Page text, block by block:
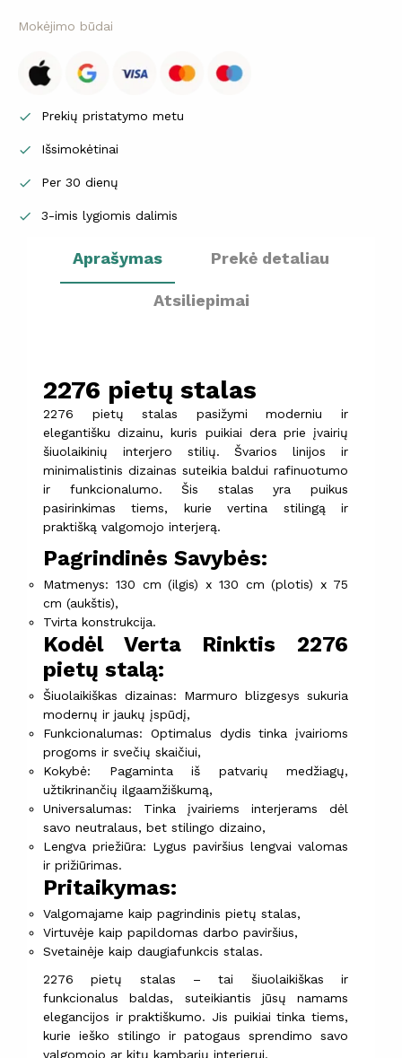
Mokėjimo būdai
 Prekių pristatymo metu
 Išsimokėtinai
 Per 30 dienų
 3-imis lygiomis dalimis
Aprašymas Prekė detaliau
Atsiliepimai
2276 pietų stalas
2276 pietų stalas pasižymi moderniu ir
elegantišku dizainu, kuris puikiai dera prie įvairių
šiuolaikinių interjero stilių. Švarios linijos ir
minimalistinis dizainas suteikia baldui rafinuotumo
ir funkcionalumo. Šis stalas yra puikus
pasirinkimas tiems, kurie vertina stilingą ir
praktišką valgomojo interjerą.
Pagrindinės Savybės:
Matmenys: 130 cm (ilgis) x 130 cm (plotis) x 75
cm (aukštis),
Tvirta konstrukcija.
Kodėl Verta Rinktis 2276
pietų stalą:
Šiuolaikiškas dizainas: Marmuro blizgesys sukuria
modernų ir jaukų įspūdį,
Funkcionalumas: Optimalus dydis tinka įvairioms
progoms ir svečių skaičiui,
Kokybė: Pagaminta iš patvarių medžiagų,
užtikrinančių ilgaamžiškumą,
Universalumas: Tinka įvairiems interjerams dėl
savo neutralaus, bet stilingo dizaino,
Lengva priežiūra: Lygus paviršius lengvai valomas
ir prižiūrimas.
Pritaikymas:
Valgomajame kaip pagrindinis pietų stalas,
Virtuvėje kaip papildomas darbo paviršius,
Svetainėje kaip daugiafunkcis stalas.
2276 pietų stalas – tai šiuolaikiškas ir
funkcionalus baldas, suteikiantis jūsų namams
elegancijos ir praktiškumo. Jis puikiai tinka tiems,
kurie ieško stilingo ir patogaus sprendimo savo
valgomojo ar kitų kambarių interjerui.